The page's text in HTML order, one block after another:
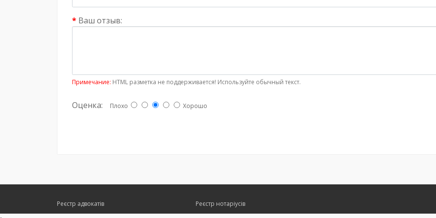
Ваш отзыв:
Примечание: HTML разметка не поддерживается! Используйте обычный текст.
Оценка: Плохо Хорошо
Реєстр адвокатів Реєстр нотаріусів